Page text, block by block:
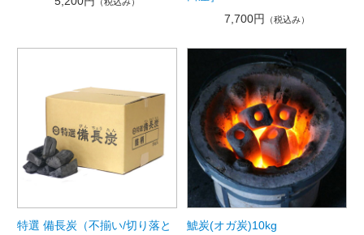
（税込み）
7,700円
（税込み）
特選 備長炭（不揃い/切り落と
鯱炭(オガ炭)10kg